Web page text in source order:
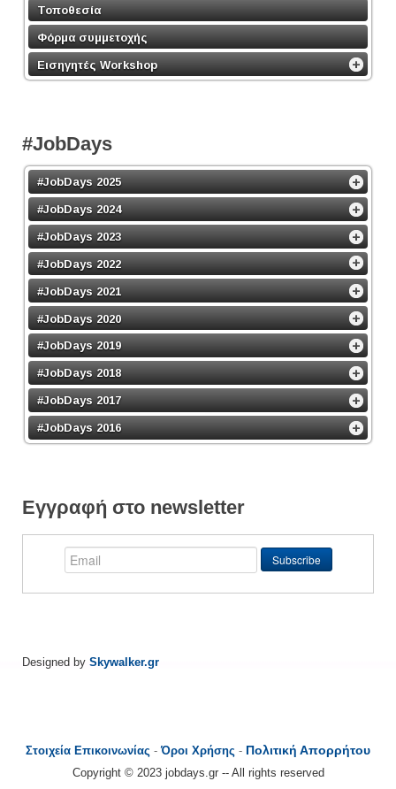
Τοποθεσία
Φόρμα συμμετοχής
Εισηγητές Workshop
#JobDays
#JobDays 2025
#JobDays 2024
#JobDays 2023
#JobDays 2022
#JobDays 2021
#JobDays 2020
#JobDays 2019
#JobDays 2018
#JobDays 2017
#JobDays 2016
Εγγραφή στο newsletter
Designed by Skywalker.gr
Στοιχεία Επικοινωνίας -Όροι Χρήσης - Πολιτική Απορρήτου
Copyright © 2023 jobdays.gr -- All rights reserved